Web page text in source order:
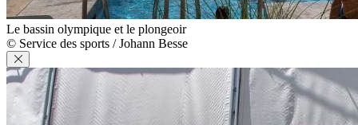
Le bassin olympique et le plongeoir
© Service des sports / Johann Besse